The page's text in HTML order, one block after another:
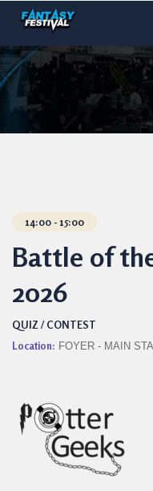
14:00 - 15:00
Battle of
2026
QUIZ / CONTEST
Location: FOYER - MAIN